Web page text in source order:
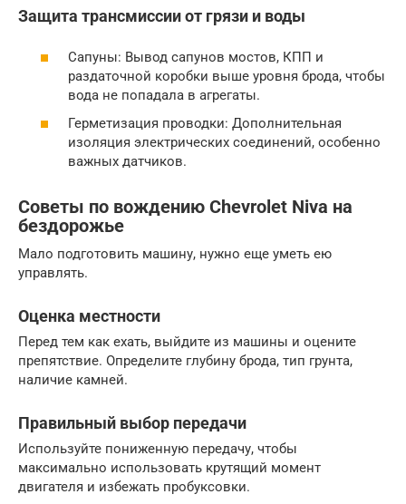
Защита трансмиссии от грязи и воды
Сапуны: Вывод сапунов мостов, КПП и
раздаточной коробки выше уровня брода, чтобы
вода не попадала в агрегаты.
Герметизация проводки: Дополнительная
изоляция электрических соединений, особенно
важных датчиков.
Советы по вождению Chevrolet Niva на
бездорожье
Мало подготовить машину, нужно еще уметь ею
управлять.
Оценка местности
Перед тем как ехать, выйдите из машины и оцените
препятствие. Определите глубину брода, тип грунта,
наличие камней.
Правильный выбор передачи
Используйте пониженную передачу, чтобы
максимально использовать крутящий момент
двигателя и избежать пробуксовки.